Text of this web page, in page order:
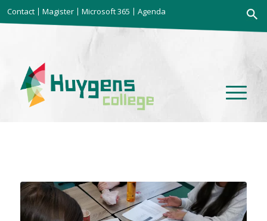
Contact Magister Microsoft 365 Agenda
naar: